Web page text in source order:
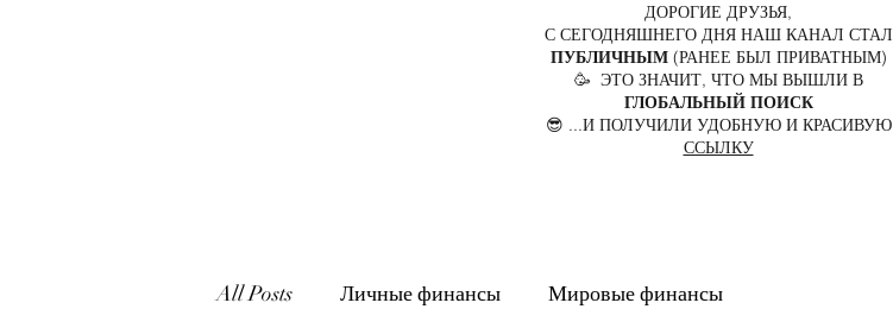
ДОРОГИЕ ДРУЗЬЯ,
С СЕГОДНЯШНЕГО ДНЯ НАШ КАНАЛ СТАЛ
ПУБЛИЧНЫМ(РАНЕЕ БЫЛ ПРИВАТНЫМ)
🥳 ЭТО ЗНАЧИТ, ЧТО МЫ ВЫШЛИ В
ГЛОБАЛЬНЫЙ ПОИСК
😎 ...И ПОЛУЧИЛИ УДОБНУЮ И КРАСИВУЮ
ССЫЛКУ
All Posts Личные финансы Мировые финансы